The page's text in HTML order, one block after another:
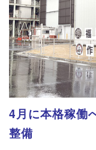
4月に本格稼
整備